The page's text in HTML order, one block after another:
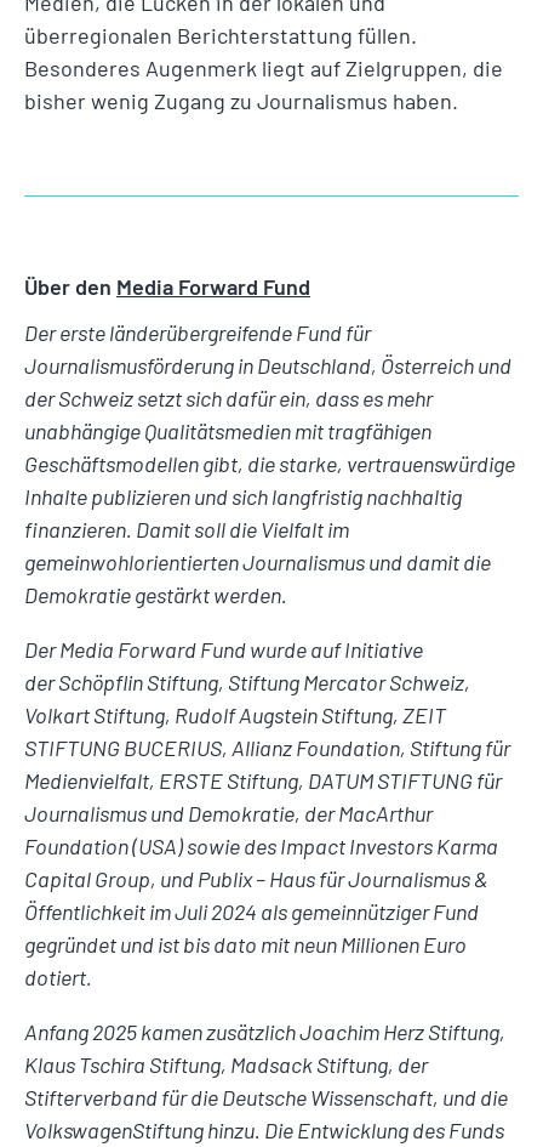
überregionalen Berichterstattung füllen.
Besonderes Augenmerk liegt auf Zielgruppen, die
bisher wenig Zugang zu Journalismus haben.
Über den Media Forward Fund
Der erste länderübergreifende Fund für
Journalismusförderung in Deutschland, Österreich und
der Schweiz setzt sich dafür ein, dass es mehr
unabhängige Qualitätsmedien mit tragfähigen
Geschäftsmodellen gibt, die starke, vertrauenswürdige
Inhalte publizieren und sich langfristig nachhaltig
finanzieren. Damit soll die Vielfalt im
gemeinwohlorientierten Journalismus und damit die
Demokratie gestärkt werden.
Der Media Forward Fund wurde auf Initiative
der Schöpflin Stiftung, Stiftung Mercator Schweiz,
Volkart Stiftung, Rudolf Augstein Stiftung, ZEIT
STIFTUNG BUCERIUS, Allianz Foundation, Stiftung für
Medienvielfalt, ERSTE Stiftung, DATUM STIFTUNG für
Journalismus und Demokratie, der MacArthur
Foundation (USA) sowie des Impact Investors Karma
Capital Group, und Publix – Haus für Journalismus &
Öffentlichkeit im Juli 2024 als gemeinnütziger Fund
gegründet und ist bis dato mit neun Millionen Euro
dotiert.
Anfang 2025 kamen zusätzlich Joachim Herz Stiftung,
Klaus Tschira Stiftung, Madsack Stiftung, der
Stifterverband für die Deutsche Wissenschaft, und die
VolkswagenStiftung hinzu. Die Entwicklung des Funds